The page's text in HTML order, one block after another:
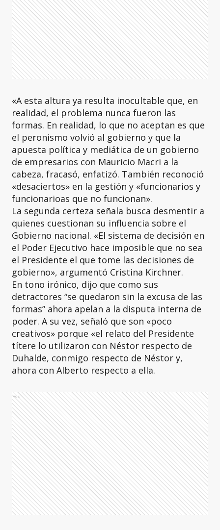
«A esta altura ya resulta inocultable que, en
realidad, el problema nunca fueron las
formas. En realidad, lo que no aceptan es que
el peronismo volvió al gobierno y que la
apuesta política y mediática de un gobierno
de empresarios con Mauricio Macri a la
cabeza, fracasó, enfatizó. También reconoció
«desaciertos» en la gestión y «funcionarios y
funcionarioas que no funcionan».
La segunda certeza señala busca desmentir a
quienes cuestionan su influencia sobre el
Gobierno nacional. «El sistema de decisión en
el Poder Ejecutivo hace imposible que no sea
el Presidente el que tome las decisiones de
gobierno», argumentó Cristina Kirchner.
En tono irónico, dijo que como sus
detractores “se quedaron sin la excusa de las
formas” ahora apelan a la disputa interna de
poder. A su vez, señaló que son «poco
creativos» porque «el relato del Presidente
títere lo utilizaron con Néstor respecto de
Duhalde, conmigo respecto de Néstor y,
ahora con Alberto respecto a ella.
Ads